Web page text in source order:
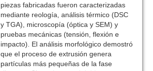
piezas fabricadas fueron caracterizadas
mediante reología, análisis térmico (DSC
y TGA), microscopía (óptica y SEM) y
pruebas mecánicas (tensión, flexión e
impacto). El análisis morfológico demostró
que el proceso de extrusión genera
partículas más pequeñas de la fase